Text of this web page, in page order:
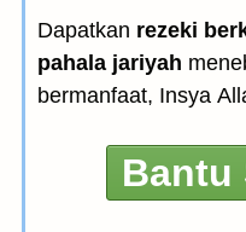
Dapatkan rezeki
pahala jariyah
bermanfaat, Insya
Bantu